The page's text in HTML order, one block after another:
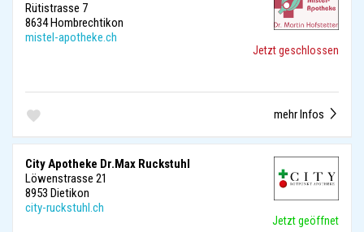
Rütistrasse 7
8634 Hombrechtikon
mistel-apotheke.ch
Jetzt geschlossen
mehr Infos
City Apotheke Dr.Max Ruckstuhl
Löwenstrasse 21
8953 Dietikon
city-ruckstuhl.ch
Jetzt geöffnet